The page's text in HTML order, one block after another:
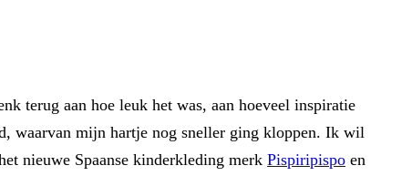
terug aan hoe leuk het was, aan hoeveel inspiratie
waarvan mijn hartje nog sneller ging kloppen. Ik wil
nieuwe Spaanse kinderkleding merk Pispiripispo en